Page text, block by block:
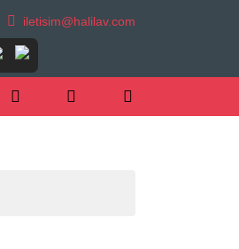
iletisim@halilav.com